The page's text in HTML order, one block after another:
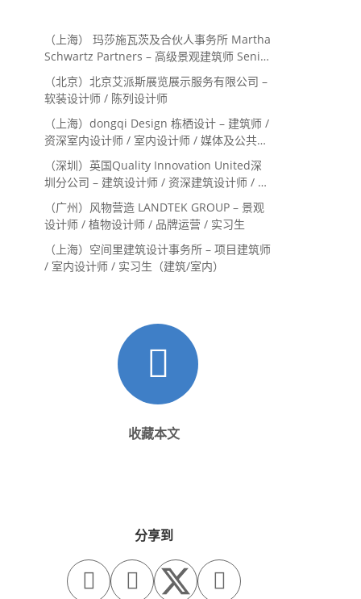
（上海） 玛莎施瓦茨及合伙人事务所 Martha
Schwartz Partners – 高级景观建筑师 Senior
Landscape Designer / 景观建筑师
Landscape Designer
（北京）北京艾派斯展览展示服务有限公司 –
软装设计师 / 陈列设计师
（上海）dongqi Design 栋栖设计 – 建筑师 /
资深室内设计师 / 室内设计师 / 媒体及公共关
系主管 / 设计实习生（常年招聘）
（深圳）英国Quality Innovation United深
圳分公司 – 建筑设计师 / 资深建筑设计师 / 室
内设计师 / 设计实习生
（广州）风物营造 LANDTEK GROUP – 景观
设计师 / 植物设计师 / 品牌运营 / 实习生
（上海）空间里建筑设计事务所 – 项目建筑师
/ 室内设计师 / 实习生（建筑/室内）
收藏本文
分享到
  